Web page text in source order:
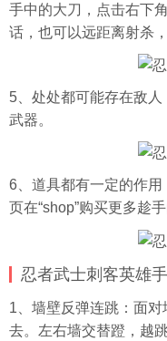
手中的大刀，点击右下
话，也可以远距离射杀
5、处处都可能存在敌
武器。
6、道具都有一定的作
页在“shop”购买更多趁手
忍者武士刺客英雄
1、墙壁反弹连跳：面
去。左右墙交替蹬，越